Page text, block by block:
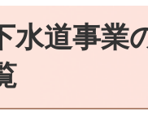
水道事業